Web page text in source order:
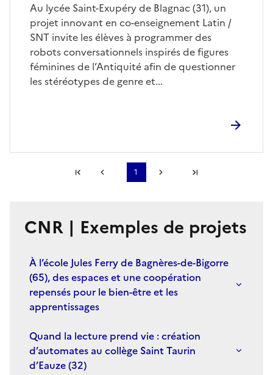
Corps
Au lycée Saint-Exupéry de Blagnac (31), un
projet innovant en co-enseignement Latin /
SNT invite les élèves à programmer des
robots conversationnels inspirés de figures
féminines de l’Antiquité afin de questionner
les stéréotypes de genre et...
Première page1
Page suivanteDernière page
CNR | Exemples de projets
À l’école Jules Ferry de Bagnères-de-Bigorre
(65), des espaces et une coopération
repensés pour le bien-être et les
apprentissages
Quand la lecture prend vie : création
d’automates au collège Saint Taurin
d’Eauze (32)